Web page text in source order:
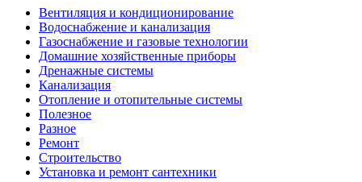
Вентиляция и кондиционирование
Водоснабжение и канализация
Газоснабжение и газовые технологии
Домашние хозяйственные приборы
Дренажные системы
Канализация
Отопление и отопительные системы
Полезное
Разное
Ремонт
Строительство
Установка и ремонт сантехники